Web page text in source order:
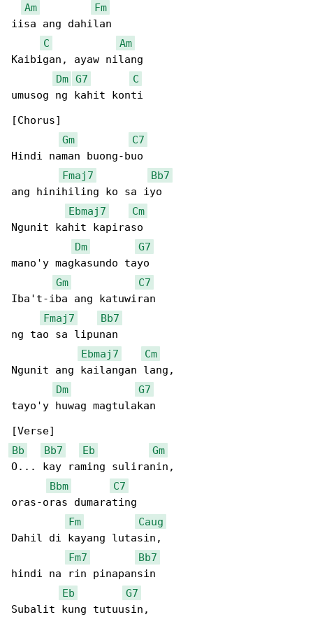
Am
Fm
iisa ang dahilan
C
Am
Kaibigan, ayaw nilang
Dm G7
C
umusog ng kahit konti
[Chorus]
Gm
C7
Hindi naman buong-buo
Fmaj7
Bb7
ang hinihiling ko sa iyo
Ebmaj7
Cm
Ngunit kahit kapiraso
Dm
G7
mano'y magkasundo tayo
Gm
C7
Iba't-iba ang katuwiran
Fmaj7
Bb7
ng tao sa lipunan
Ebmaj7
Cm
Ngunit ang kailangan lang,
Dm
G7
tayo'y huwag magtulakan
Bb
Bb7 Eb
Gm
O... kay raming suliranin,
Bbm
C7
oras-oras dumarating
Fm
Caug
Dahil di kayang lutasin,
Fm7
Bb7
hindi na rin pinapansin
Eb
G7
Subalit kung tutuusin,